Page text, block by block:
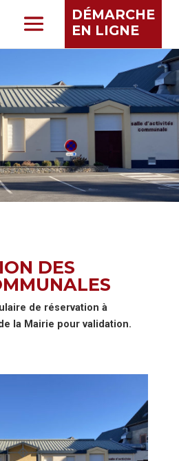
DÉMARCHE
EN LIGNE
DES
de réservation à
la Mairie pour validation.